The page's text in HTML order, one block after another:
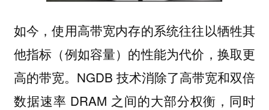
如今，使用高带宽内存的系统往往以牺牲其
他指标（例如容量）的性能为代价，换取更
高的带宽。NGDB 技术消除了高带宽和双倍
数据速率 DRAM 之间的大部分权衡，同时